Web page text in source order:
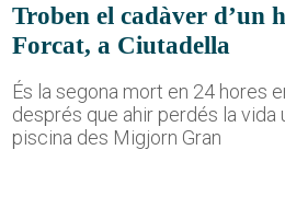
Troben el cadàver d’un
Forcat, a Ciutadella
És la segona mort en 24 hores
després que ahir perdés la vida
piscina des Migjorn Gran